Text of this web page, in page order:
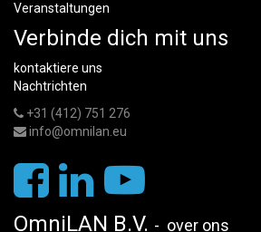
Veranstaltungen
Verbinde dich mit uns
kontaktiere uns
Nachtrichten
+31 (412) 751 276
info@omnilan.eu
OmniLAN B.V. - over ons